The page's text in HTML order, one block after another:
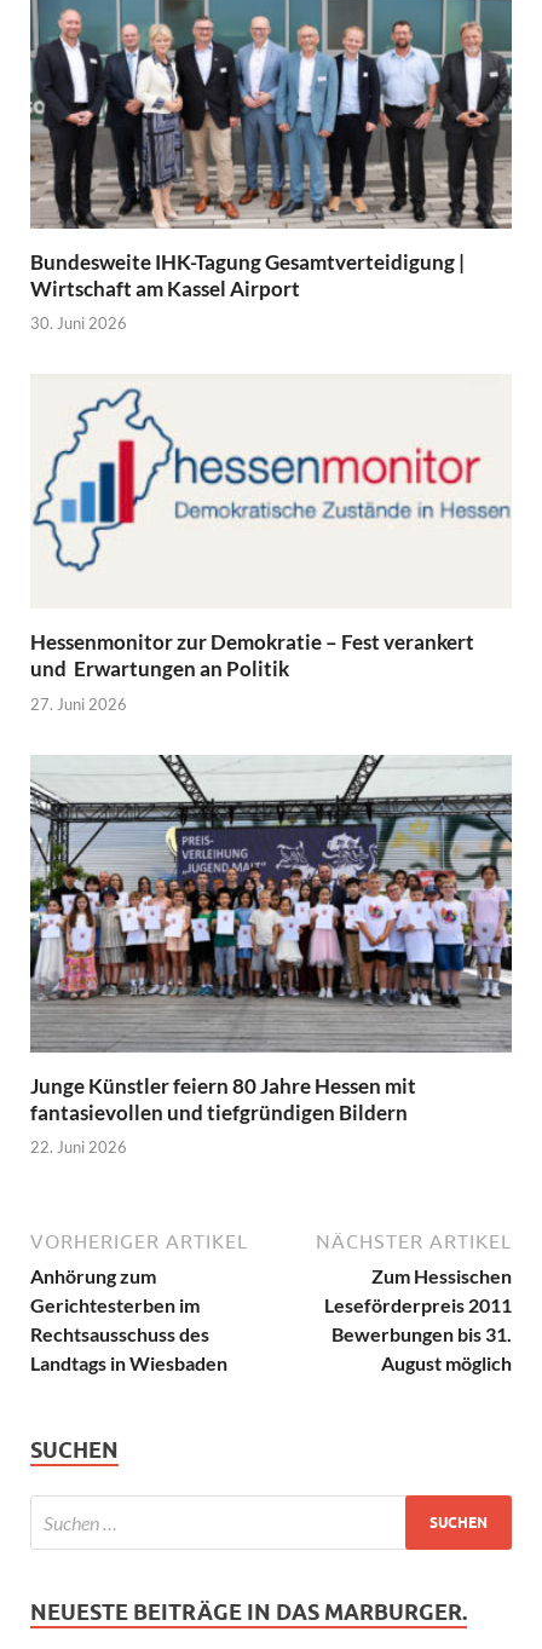
Bundesweite IHK-Tagung Gesamtverteidigung |
Wirtschaft am Kassel Airport
30. Juni 2026
Hessenmonitor zur Demokratie – Fest verankert
und Erwartungen an Politik
27. Juni 2026
Junge Künstler feiern 80 Jahre Hessen mit
fantasievollen und tiefgründigen Bildern
22. Juni 2026
VORHERIGER ARTIKEL
Anhörung zum
Gerichtesterben im
Rechtsausschuss des
Landtags in Wiesbaden
NÄCHSTER ARTIKEL
Zum Hessischen
Leseförderpreis 2011
Bewerbungen bis 31.
August möglich
SUCHEN
NEUESTE BEITRÄGE IN DAS MARBURGER.